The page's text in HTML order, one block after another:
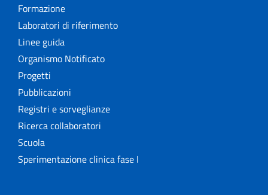
Formazione
Laboratori di riferimento
Linee guida
Organismo Notificato
Progetti
Pubblicazioni
Registri e sorveglianze
Ricerca collaboratori
Scuola
Sperimentazione clinica fase I